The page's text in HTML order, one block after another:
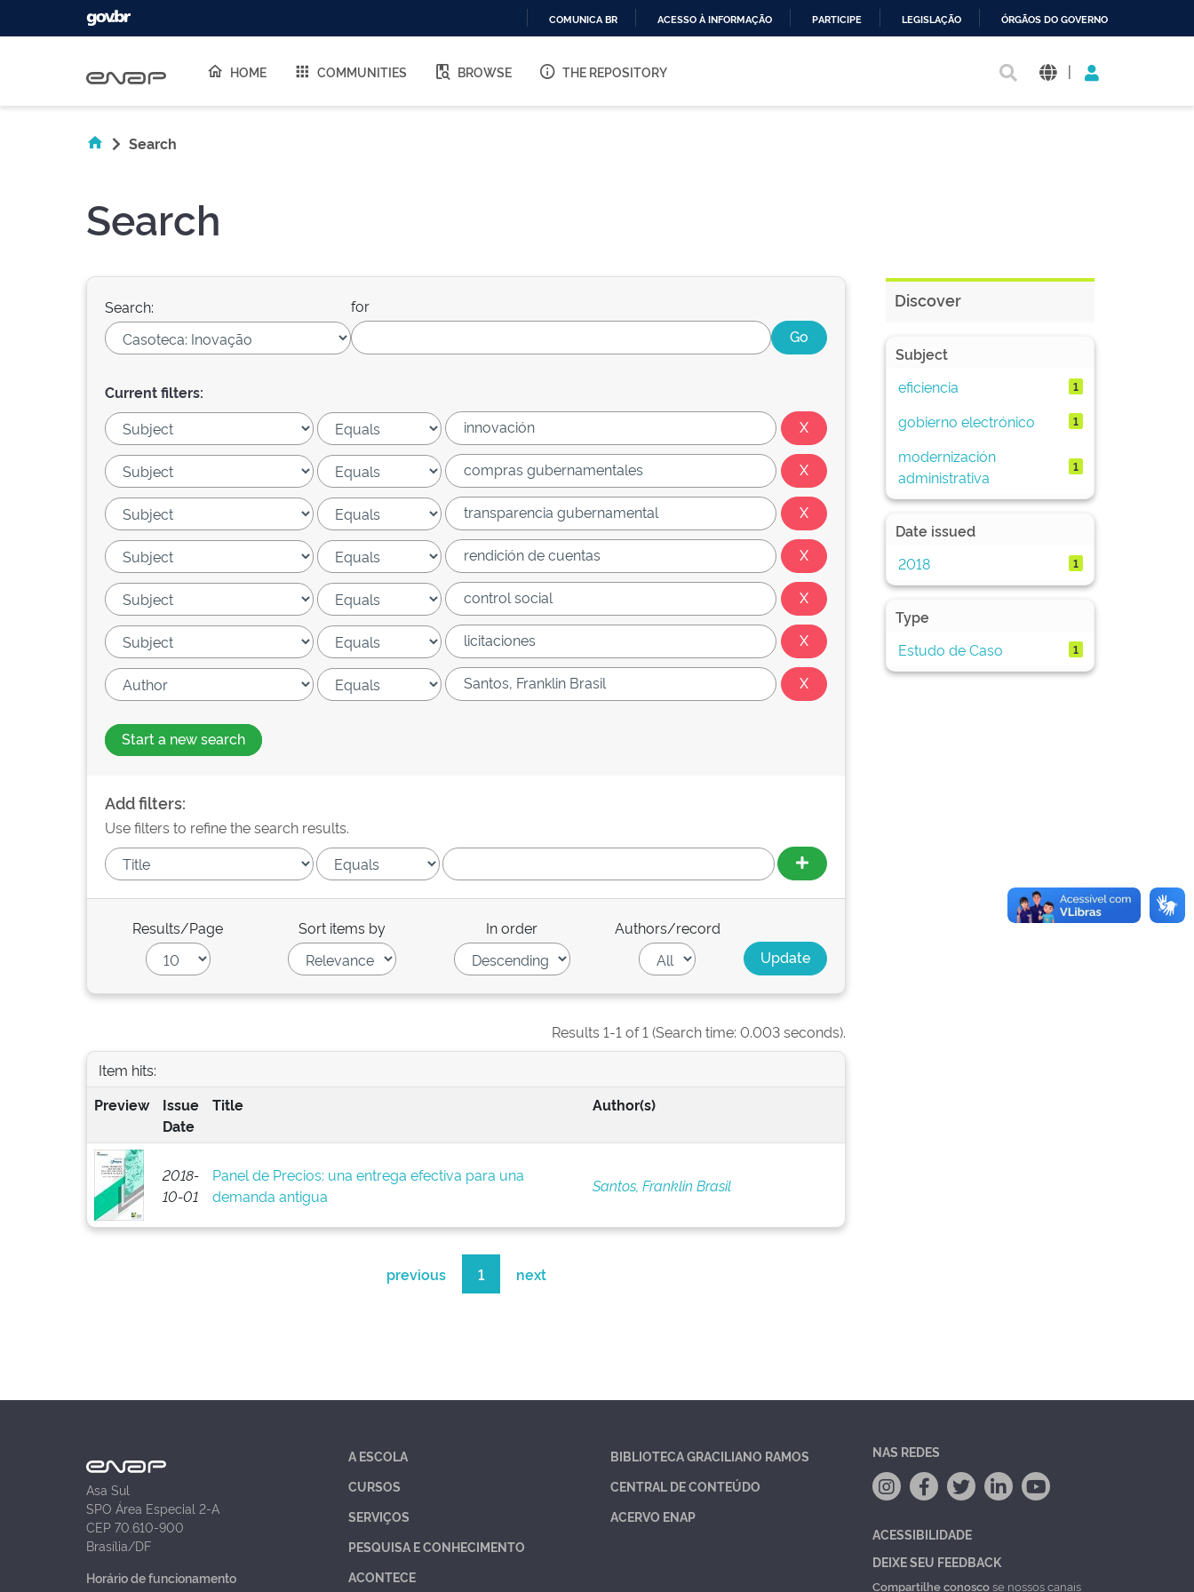
O
COMUNICA BR ACESSO À INFORMAÇÃO PARTICIPE LEGISLAÇÃO ÓRGÃOS DO GOVERNO
HOME COMMUNITIES BROWSE THE REPOSITORY |
Search
Search
Search: for
Current filters:
Start a new search
Add filters:
Use filters to refine the search results.
Results/Page Sort items by In order Authors/record
Results 1-1 of 1 (Search time: 0.003 seconds).
Item hits:
Preview
Issue
Date
Title Author(s)
2018-
10-01
Panel de Precios: una entrega efectiva para una
demanda antigua
Santos, Franklin Brasil
previous 1 next
Discover
Subject
eficiencia
1
gobierno electrónico 1
modernización
administrativa
1
Date issued
2018
1
Type
Estudo de Caso
1
Asa Sul
SPO Área Especial 2-A
CEP 70.610-900
Brasília/DF
Horário de funcionamento
A ESCOLA
CURSOS
SERVIÇOS
PESQUISA E CONHECIMENTO
ACONTECE
BIBLIOTECA GRACILIANO RAMOS
CENTRAL DE CONTEÚDO
ACERVO ENAP
NAS REDES
ACESSIBILIDADE
DEIXE SEU FEEDBACK
Compartilhe conoscose nossos canais